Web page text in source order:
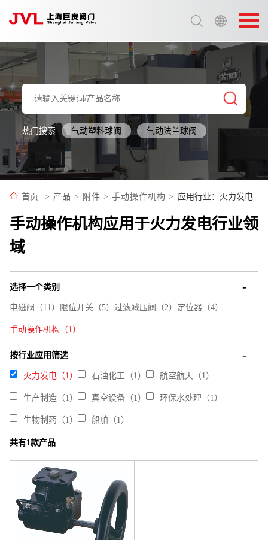
选择语言:
中文 / Chinese
英语 / English
热门搜索 气动塑料球阀 气动法兰球阀
首页 > 产品 > 附件 > 手动操作机构 > 应用行业：火力发电
手动操作机构应用于火力发电行业领
域
选择一个类别
电磁阀（11） 限位开关（5） 过滤减压阀（2） 定位器（4）
手动操作机构（1）
按行业应用筛选
火力发电（1） 石油化工（1） 航空航天（1）
生产制造（1） 真空设备（1） 环保水处理（1）
生物制药（1） 船舶（1）
共有1款产品